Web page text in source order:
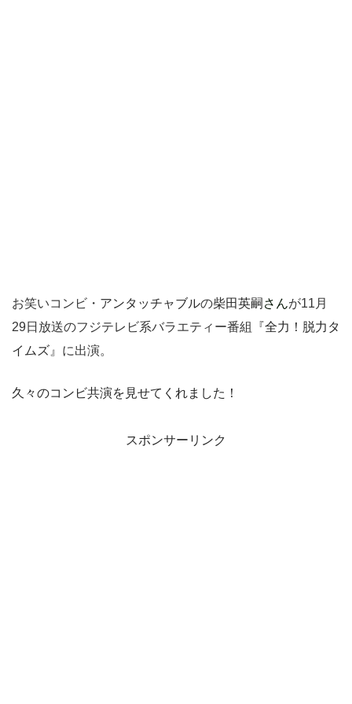
お笑いコンビ・ アンタッチャブルの柴田英嗣 さんが11月
29日放送のフジテレビ系バラエティー番組『全力！脱力タ
イムズ 』に出演。
久々のコンビ共演を見せてくれました！
スポンサーリンク